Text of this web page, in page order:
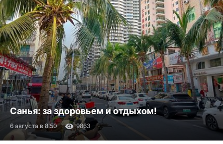
Санья: за здоровьем и отдыхом!
6 августа в 8:50 9863